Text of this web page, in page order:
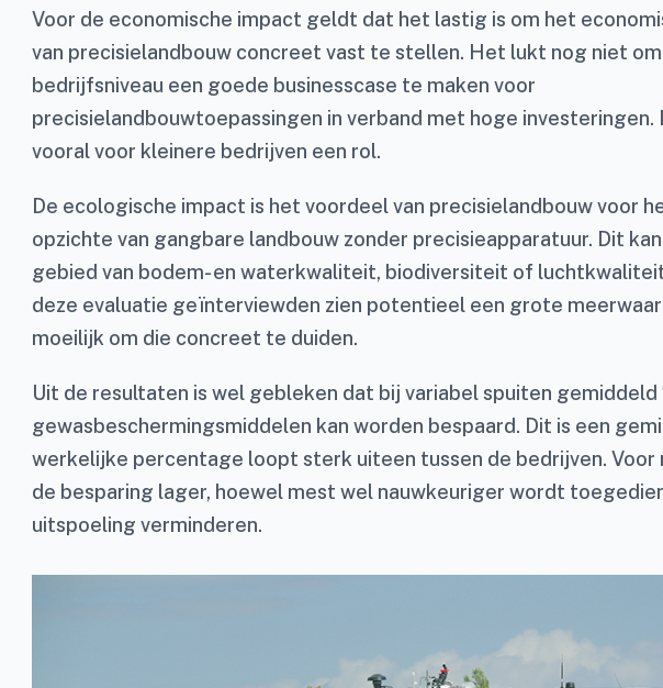
Voor de economische impact geldt dat het lastig is om het
van precisielandbouw concreet vast te stellen. Het lukt nog niet
bedrijfsniveau een goede businesscase te maken voor
precisielandbouwtoepassingen in verband met hoge investeringen.
vooral voor kleinere bedrijven een rol.
De ecologische impact is het voordeel van precisielandbouw voor
opzichte van gangbare landbouw zonder precisieapparatuur. Dit
gebied van bodem- en waterkwaliteit, biodiversiteit of
deze evaluatie geïnterviewden zien potentieel een grote
moeilijk om die concreet te duiden.
Uit de resultaten is wel gebleken dat bij variabel spuiten
gewasbeschermingsmiddelen kan worden bespaard. Dit is een
werkelijke percentage loopt sterk uiteen tussen de bedrijven.
de besparing lager, hoewel mest wel nauwkeuriger wordt
uitspoeling verminderen.